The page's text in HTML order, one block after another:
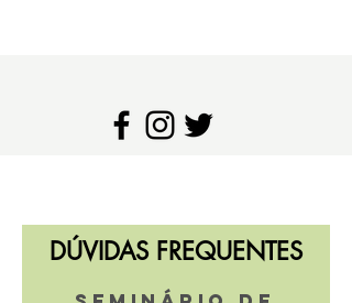
DÚVIDAS FREQUENTES